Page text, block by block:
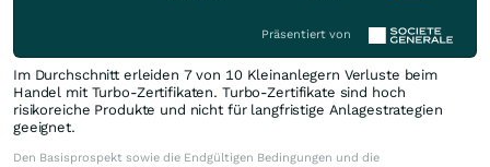
Präsentiert von
Im Durchschnitt erleiden 7 von 10 Kleinanlegern Verluste beim
Handel mit Turbo-Zertifikaten. Turbo-Zertifikate sind hoch
risikoreiche Produkte und nicht für langfristige Anlagestrategien
geeignet.
Den Basisprospekt sowie die Endgültigen Bedingungen und die